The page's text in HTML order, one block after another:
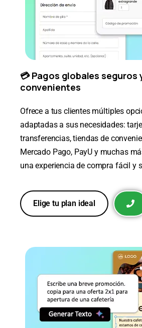
💳 Pagos globales seguros
convenientes
Ofrece a tus clientes múltiples
adaptadas a sus necesidades:
transferencias, tiendas de
Mercado Pago, PayU y muchas
una experiencia de compra fácil y
Elige tu plan ideal